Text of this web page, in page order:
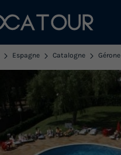
Espagne Catalogne Gérone